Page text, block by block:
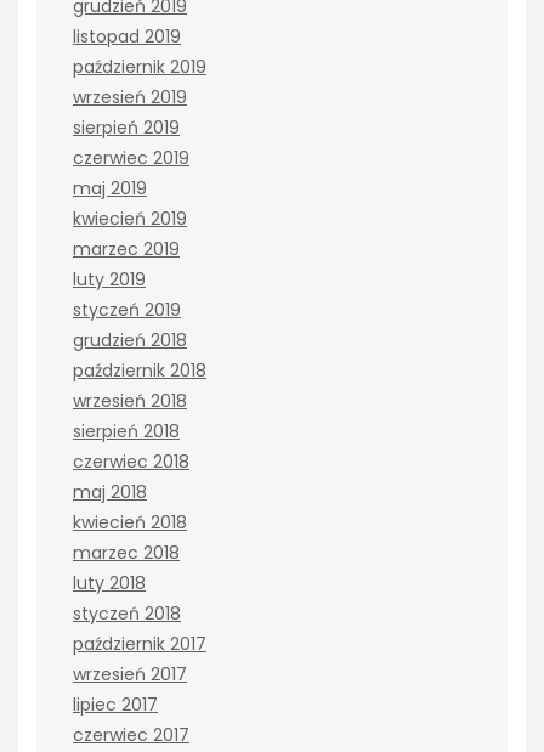
grudzień 2019
listopad 2019
październik 2019
wrzesień 2019
sierpień 2019
czerwiec 2019
maj 2019
kwiecień 2019
marzec 2019
luty 2019
styczeń 2019
grudzień 2018
październik 2018
wrzesień 2018
sierpień 2018
czerwiec 2018
maj 2018
kwiecień 2018
marzec 2018
luty 2018
styczeń 2018
październik 2017
wrzesień 2017
lipiec 2017
czerwiec 2017